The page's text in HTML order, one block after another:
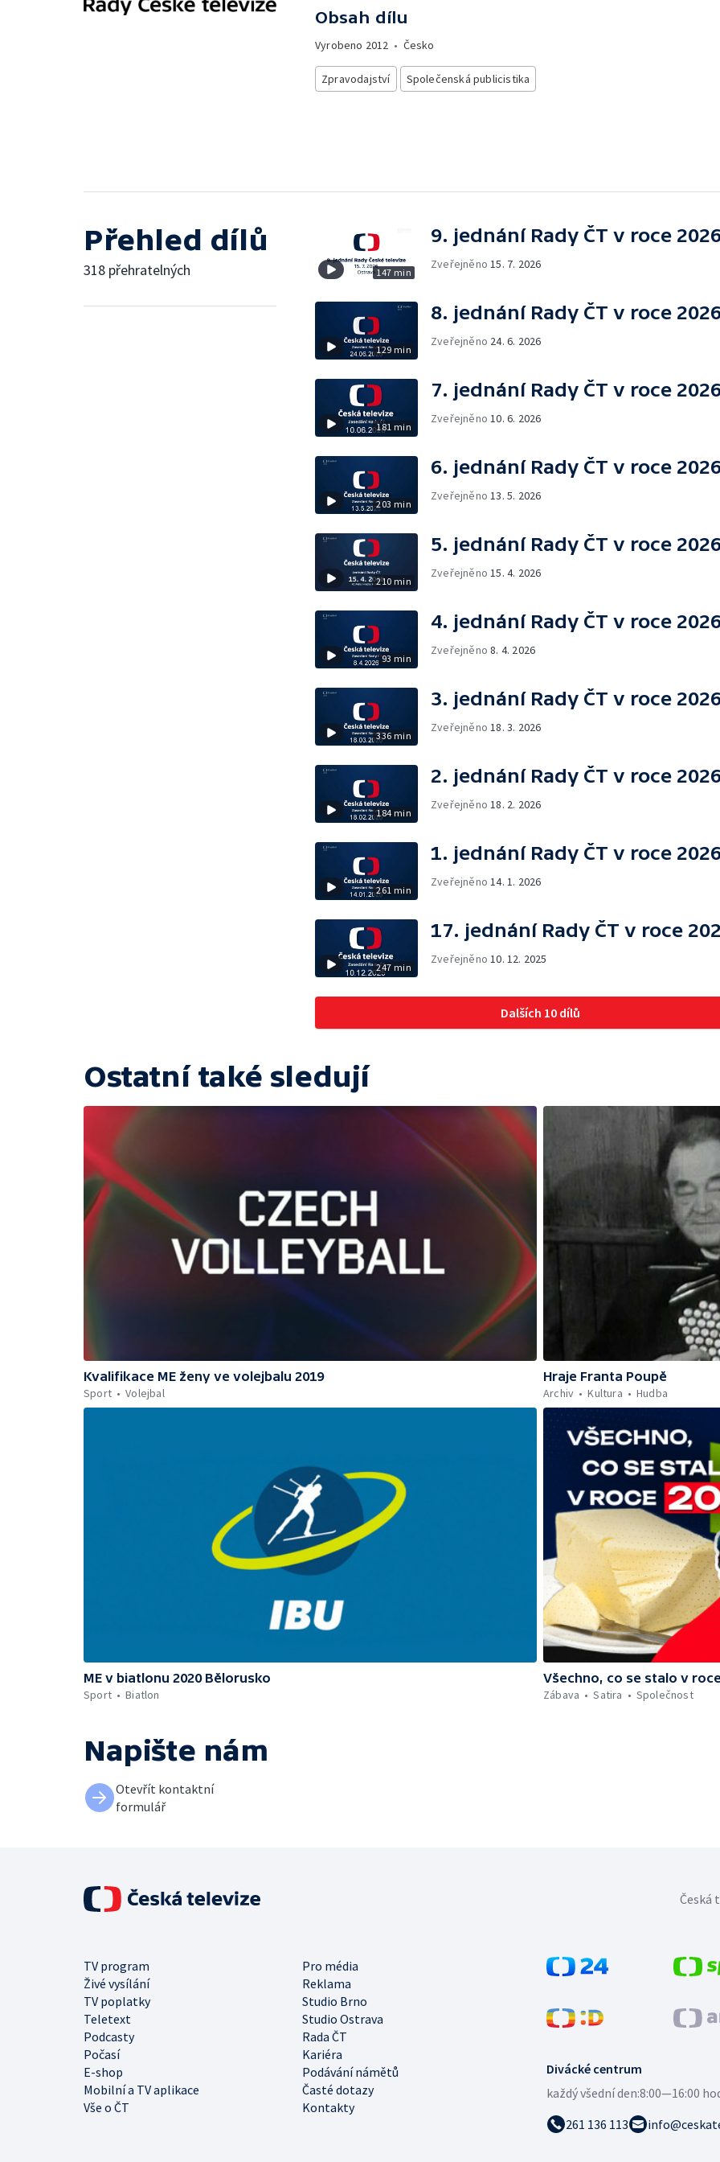
Obsah dílu
Vyrobeno 2012 • Česko
Zpravodajství Společenská publicistika
Přehled dílů
318 přehratelných 147 min
9. jednání Rady ČT v roce
Zveřejněno 15. 7. 2026
129 min
8. jednání Rady ČT v roce
Zveřejněno 24. 6. 2026
181 min
7. jednání Rady ČT v roce
Zveřejněno 10. 6. 2026
203 min
6. jednání Rady ČT v roce
Zveřejněno 13. 5. 2026
210 min
5. jednání Rady ČT v roce
Zveřejněno 15. 4. 2026
93 min
4. jednání Rady ČT v roce
Zveřejněno8. 4. 2026
336 min
3. jednání Rady ČT v roce
Zveřejněno 18. 3. 2026
184 min
2. jednání Rady ČT v roce
Zveřejněno 18. 2. 2026
261 min
1. jednání Rady ČT v roce
Zveřejněno 14. 1. 2026
247 min
17. jednání Rady ČT v roce
Zveřejněno 10. 12. 2025
Dalších 10 dílů
Ostatní také sledují
Kvalifikace ME ženy ve volejbalu 2019
Sport
Volejbal
Hraje Franta Poupě
Archiv
Kultura Hudba
ME v biatlonu 2020 Bělorusko
Sport
Biatlon
Všechno, co se stalo v
Zábava
Satira Společnost
Napište nám
Otevřít kontaktní
formulář
Divácké centrum
každý všední den:8:00—16:00
261 136 113
TV program
Pro média
Živé vysílání
Reklama
TV poplatky
Studio Brno
Teletext
Studio Ostrava
Podcasty
Rada ČT
Počasí
Kariéra
E-shop
Podávání námětů
Mobilní a TV aplikace
Časté dotazy
Vše o ČT
Kontakty
Česká